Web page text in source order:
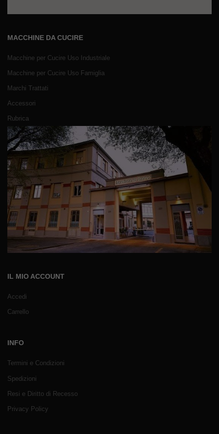
MACCHINE DA CUCIRE
Macchine per Cucire Uso Industriale
Macchine per Cucire Uso Famiglia
Marchi Trattati
Accessori
Rubrica
IL MIO ACCOUNT
Accedi
Carrello
INFO
Termini e Condizioni
Spedizioni
Resi e Diritto di Recesso
Privacy Policy